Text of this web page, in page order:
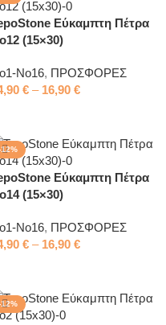
Εύκαμπτη Πέτρα
(15×30)
No16, ΠΡΟΣΦΟΡΕΣ
€ – 16,90 €
12%
Εύκαμπτη Πέτρα
(15×30)
No16, ΠΡΟΣΦΟΡΕΣ
€ – 16,90 €
12%